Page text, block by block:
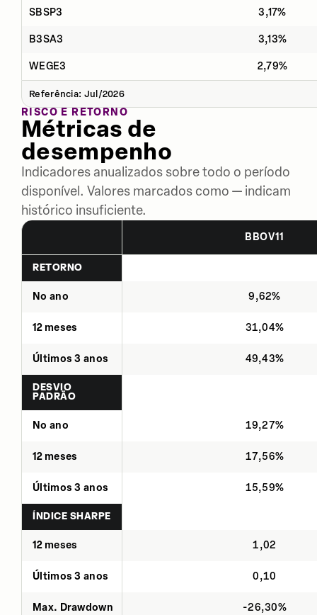
SBSP3 3,17%
B3SA3 3,13%
WEGE3 2,79%
Referência: Jul/2026
RISCO E RETORNO
Métricas de
desempenho
Indicadores anualizados sobre todo o período
disponível. Valores marcados como — indicam
histórico insuficiente.
BBOV11
RETORNO
No ano 9,62%
12 meses 31,04%
Últimos 3 anos 49,43%
DESVIO
PADRÃO
No ano 19,27%
12 meses 17,56%
Últimos 3 anos 15,59%
ÍNDICE SHARPE
12 meses 1,02
Últimos 3 anos 0,10
Max. Drawdown -26,30%